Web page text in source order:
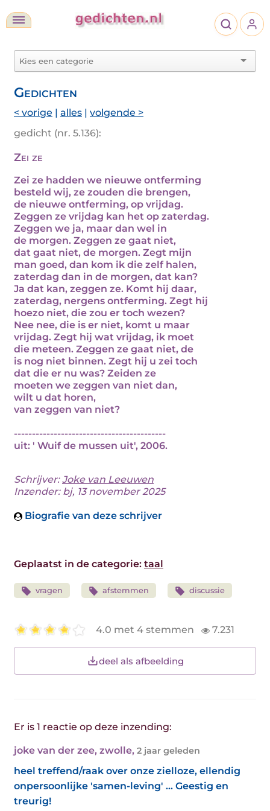
Gedichten
< vorige | alles | volgende >
gedicht (nr. 5.136):
Zei ze
Zei ze hadden we nieuwe ontferming
besteld wij, ze zouden die brengen,
de nieuwe ontferming, op vrijdag.
Zeggen ze vrijdag kan het op zaterdag.
Zeggen we ja, maar dan wel in
de morgen. Zeggen ze gaat niet,
dat gaat niet, de morgen. Zegt mijn
man goed, dan kom ik die zelf halen,
zaterdag dan in de morgen, dat kan?
Ja dat kan, zeggen ze. Komt hij daar,
zaterdag, nergens ontferming. Zegt hij
hoezo niet, die zou er toch wezen?
Nee nee, die is er niet, komt u maar
vrijdag. Zegt hij wat vrijdag, ik moet
die meteen. Zeggen ze gaat niet, de
is nog niet binnen. Zegt hij u zei toch
dat die er nu was? Zeiden ze
moeten we zeggen van niet dan,
wilt u dat horen,
van zeggen van niet?
------------------------------------------
uit: ' Wuif de mussen uit', 2006.
Schrijver:Joke van Leeuwen
Inzender: bj, 13 november 2025
Biografie van deze schrijver
Geplaatst in de categorie: taal
vragen afstemmen discussie
4.0 met 4 stemmen 7.231
deel als afbeelding
Er is 1 reactie op deze inzending:
joke van der zee, zwolle, 2 jaar geleden
heel treffend/raak over onze zielloze, ellendig
onpersoonlijke 'samen-leving' ... Geestig en
treurig!